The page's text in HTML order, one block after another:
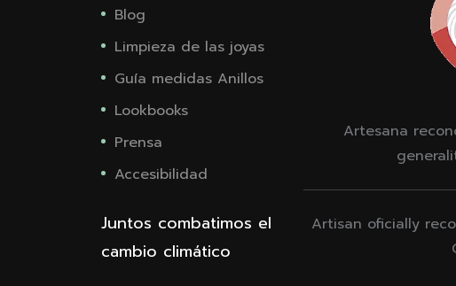
Blog
Limpieza de las joyas
Guía medidas Anillos
Lookbooks
Prensa
Accesibilidad
Juntos combatimos el
cambio climático
Artesana
Artisan oficially